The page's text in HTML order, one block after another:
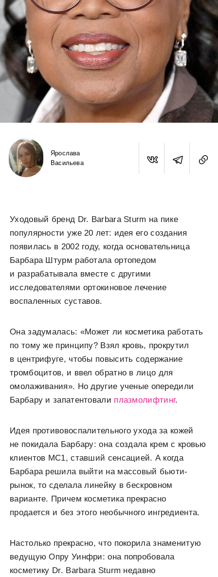
Ярослава
Васильева
Уходовый бренд Dr. Barbara Sturm на пике
популярности уже 20 лет: идея его создания
появилась в 2002 году, когда основательница
Барбара Штурм работала ортопедом
и разрабатывала вместе с другими
исследователями ортокиновое лечение
воспаленных суставов.
Она задумалась: «Может ли косметика работать
по тому же принципу? Взял кровь, прокрутил
в центрифуге, чтобы повысить содержание
тромбоцитов, и ввел обратно в лицо для
омолаживания». Но другие ученые опередили
Барбару и запатентовали плазмолифтинг.
Идея противовоспалительного ухода за кожей
не покидала Барбару: она создала крем с кровью
клиентов MC1, ставший сенсацией. А когда
Барбара решила выйти на массовый бьюти-
рынок, то сделала линейку в бескровном
варианте. Причем косметика прекрасно
продается и без этого необычного ингредиента.
Настолько прекрасно, что покорила знаменитую
ведущую Опру Уинфри: она попробовала
косметику Dr. Barbara Sturm недавно